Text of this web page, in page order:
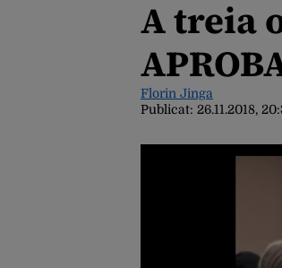
A treia
Florin Jinga
Publicat: 26.11.2018,